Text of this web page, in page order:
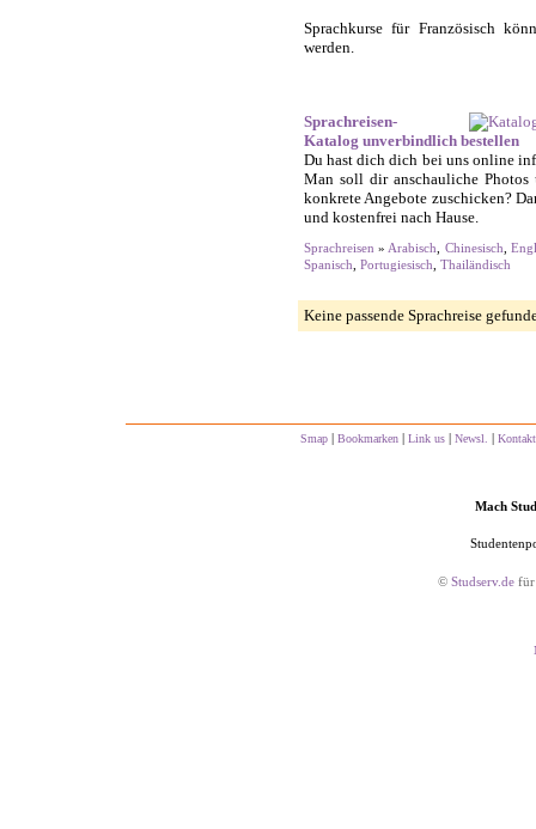
Sprachkurse für Französisch
werden.
Sprachreisen-
Katalog unverbindlich bestellen
Du hast dich dich bei uns online
Man soll dir anschauliche
konkrete Angebote zuschicken?
und kostenfrei nach Hause.
Sprachreisen » Arabisch Chinesisch
Spanisch Portugiesisch Thailändisch
Keine passende Sprachreise
Smap | Bookmarken | Link us | Newsl. | Kontakt
Mach
© Studserv.de für